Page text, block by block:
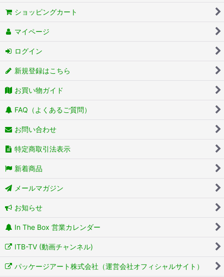
ショッピングカート
マイページ
ログイン
新規登録はこちら
お買い物ガイド
FAQ（よくあるご質問）
お問い合わせ
特定商取引法表示
新着商品
メールマガジン
お知らせ
In The Box 営業カレンダー
ITB-TV (動画チャンネル)
パッケージアート株式会社（運営会社オフィシャルサイト）